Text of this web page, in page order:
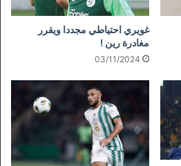
غويري احتياطي مجددا ويقرر
مغادرة رين !
03/11/2024